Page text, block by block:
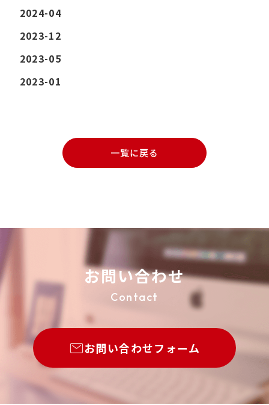
2024-04
2023-12
2023-05
2023-01
一覧に戻る
お問い合わせ
Contact
お問い合わせフォーム